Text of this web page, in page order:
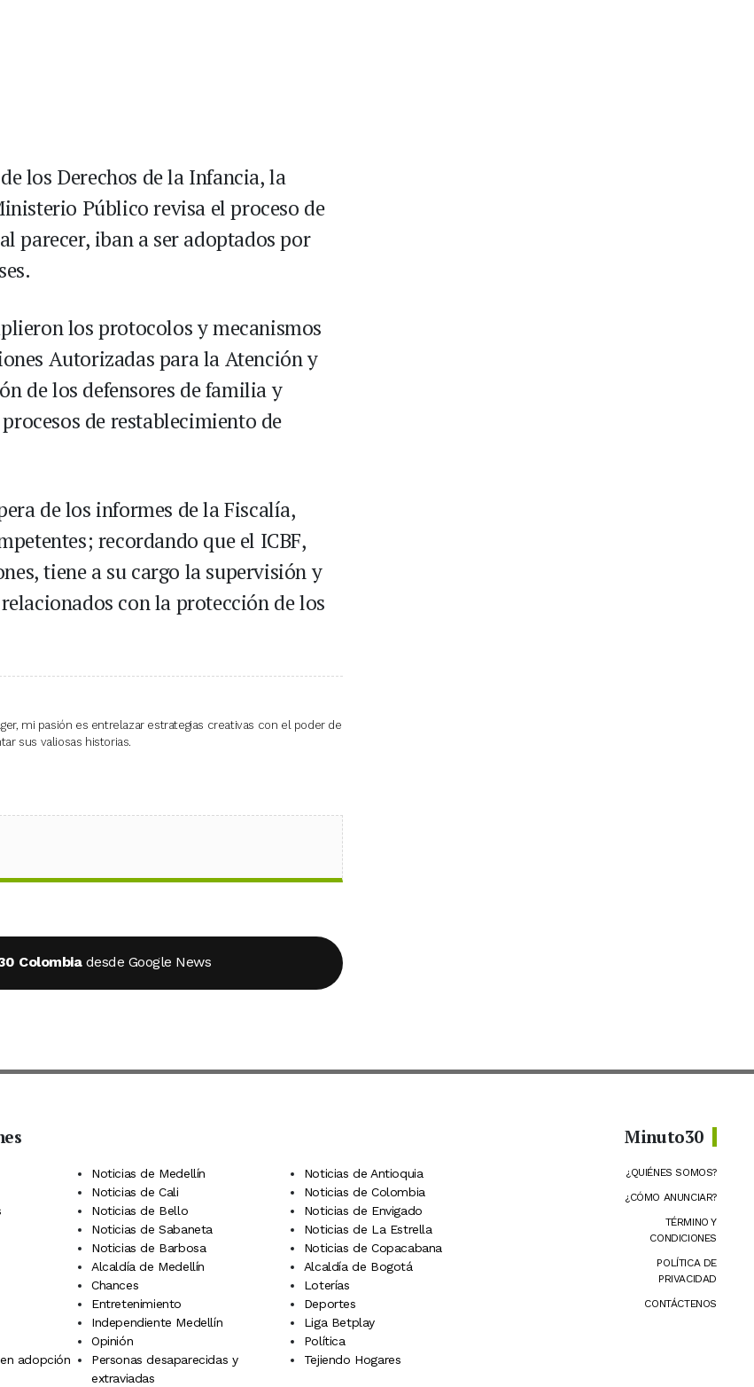
los Derechos de la Infancia, la
Público revisa el proceso de
parecer, iban a ser adoptados por
los protocolos y mecanismos
Autorizadas para la Atención y
de los defensores de familia y
de restablecimiento de
de los informes de la Fiscalía,
recordando que el ICBF,
tiene a su cargo la supervisión y
con la protección de los
mi pasión es entrelazar estrategias creativas con el poder de
sus valiosas historias.
Colombia desde Google News
Noticias de Medellín
Noticias de Antioquia
Noticias de Cali
Noticias de Colombia
Noticias de Bello
Noticias de Envigado
Noticias de Sabaneta
Noticias de La Estrella
Noticias de Barbosa
Noticias de Copacabana
Alcaldía de Medellín
Alcaldía de Bogotá
Chances
Loterías
Entretenimiento
Deportes
Independiente Medellín
Liga Betplay
Opinión
Política
adopción
Personas desaparecidas y
extraviadas
Tejiendo Hogares
Minuto30
¿QUIÉNES SOMOS?
¿CÓMO ANUNCIAR?
TÉRMINO Y
CONDICIONES
POLÍTICA DE
PRIVACIDAD
CONTÁCTENOS